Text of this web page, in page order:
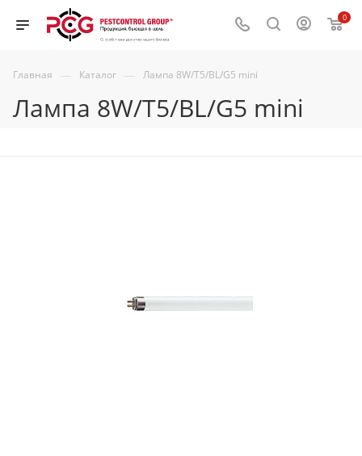
0
Главная — Каталог — Лампа 8W/T5/BL/G5 mini
Лампа 8W/T5/BL/G5 mini